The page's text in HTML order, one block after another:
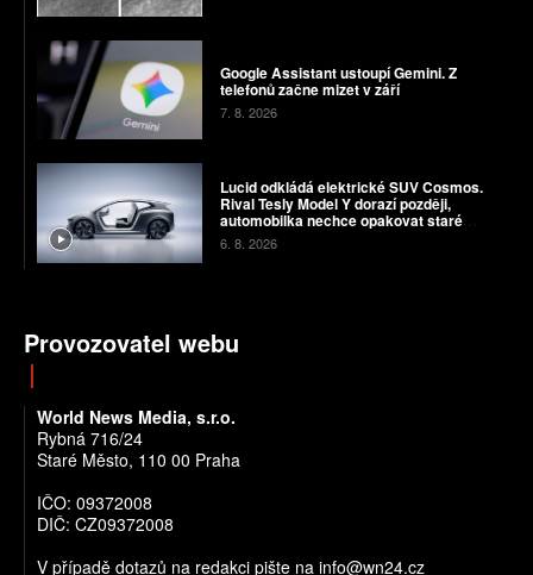
Google Assistant ustoupí Gemini. Z
telefonů začne mizet v září
7. 8. 2026
Lucid odkládá elektrické SUV Cosmos.
Rival Tesly Model Y dorazí později,
automobilka nechce opakovat staré
chyby
6. 8. 2026
Provozovatel webu
World News Media, s.r.o.
Rybná 716/24
Staré Město, 110 00 Praha
IČO: 09372008
DIČ: CZ09372008
V případě dotazů na redakci pište na info@wn24.cz